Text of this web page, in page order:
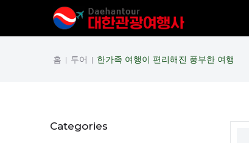
홈 | 투어 | 한가족 여행이 편리해진 풍부한 여행
Categories